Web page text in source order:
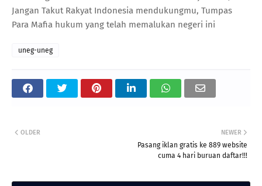
Jangan Takut Rakyat Indonesia mendukungmu, Tumpas
Para Mafia hukum yang telah memalukan negeri ini
uneg-uneg
NEWER
Pasang iklan gratis ke 889 website
cuma 4 hari buruan daftar!!!
OLDER